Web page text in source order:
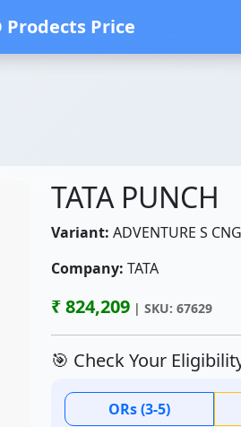
Prodects Price
TATA PUNCH
Variant: ADVENTURE S CNG
Company: TATA
₹ 824,209 | SKU: 67629
🎯 Check Your
ORs (3-5)